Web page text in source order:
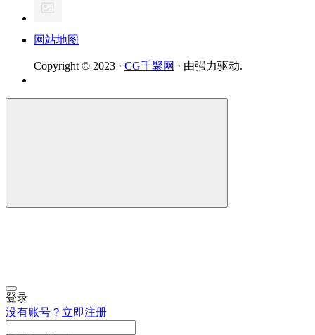
网站地图
Copyright © 2023 · CG千聚网 · 由强力驱动.
登录
没有账号？立即注册